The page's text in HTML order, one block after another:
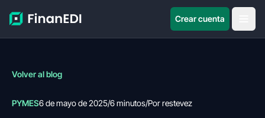
Crear cuenta
Volver al blog
PYMES6 de mayo de 2025/6 minutos/Por restevez